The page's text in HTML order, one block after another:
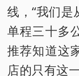
线，“我们是
单程三十多
推荐知道这
店的只有这